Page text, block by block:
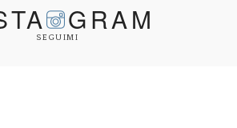
GRAM
SEGUIMI